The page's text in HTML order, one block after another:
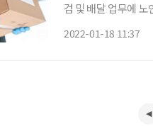
검 및 배달 업무에
2022-01-18 11:37